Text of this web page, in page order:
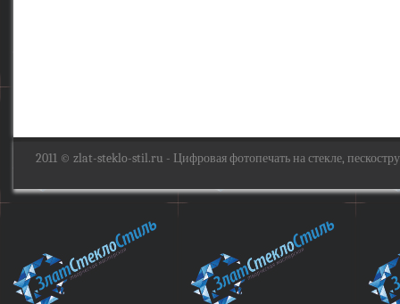
2011 © zlat-steklo-stil.ru - Цифровая фотопечать на стекле,